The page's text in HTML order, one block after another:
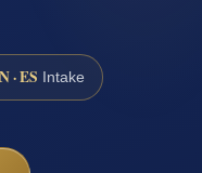
· ES Intake